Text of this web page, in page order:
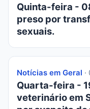
Quinta-feira -
preso por
sexuais.
Notícias em Geral
Quarta-feira -
veterinário em